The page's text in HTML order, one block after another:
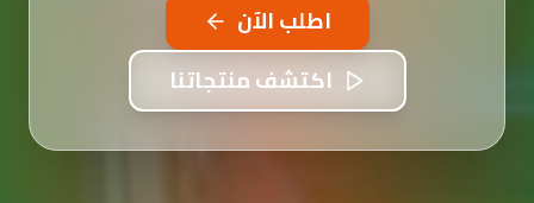
اطلب الآن
اكتشف منتجاتنا